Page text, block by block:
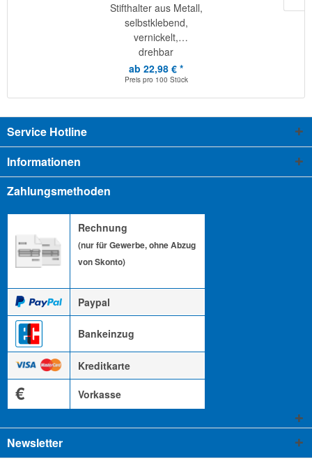
Stifthalter aus Metall,
selbstklebend,
vernickelt,
drehbar
ab 22,98 € *
Preis pro 100 Stück
Service Hotline
Informationen
Zahlungsmethoden
Rechnung
(nur für Gewerbe, ohne Abzug
von Skonto)
Paypal
Bankeinzug
Kreditkarte
€ Vorkasse
Newsletter